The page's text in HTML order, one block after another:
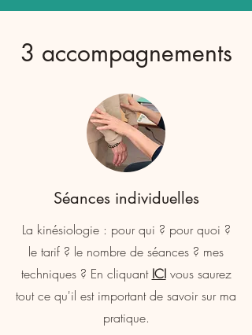
3 accompagnements
Séances individuelles
La kinésiologie : pour qui ? pour quoi ?
le tarif ? le nombre de séances ? mes
techniques ? En cliquant ICIvous saurez
tout ce qu'il est important de savoir sur ma
pratique.